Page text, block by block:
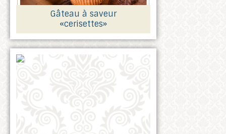
Gâteau à saveur
«cerisettes»